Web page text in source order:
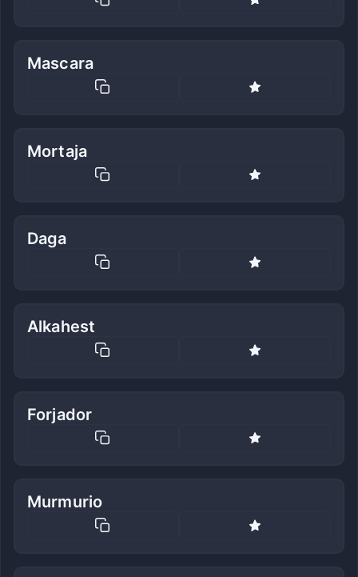
Mascara
Mortaja
Daga
Alkahest
Forjador
Murmurio